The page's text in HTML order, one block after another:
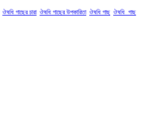
ঔষধি গাছের চারা ঔষধি গাছের উপকারিতা ঔষধি গাছ ঔষধি_গাছ